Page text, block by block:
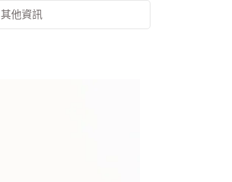
其他資訊